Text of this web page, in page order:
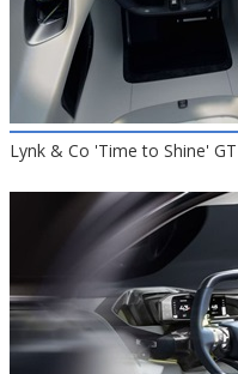
Lynk & Co 'Time to Shine'